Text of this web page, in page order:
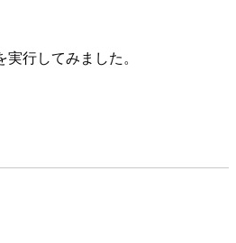
行してみました。